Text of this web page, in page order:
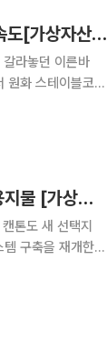
금가분리 관행 깨져…거래소 지분 없는 KB·신한 '우회투자' 속도[가상자산 경쟁 Next 라운드]①
라놓던 이른바
원화 스테이블코인
발행인프라 다음은 ‘메인넷 합종연횡’…거래 상대 없으면 무용지물 [가상자산 경쟁 Next 라운드]②
톤도 새 선택지